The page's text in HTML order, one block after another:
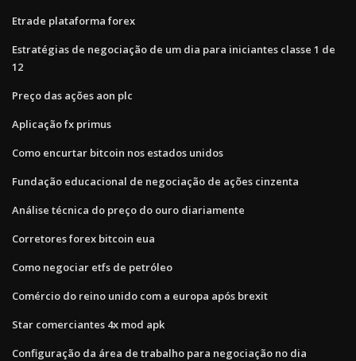
Etrade plataforma forex
Estratégias de negociação de um dia para iniciantes classe 1 de
12
Preço das ações aon plc
Aplicação fx primus
Como encurtar bitcoin nos estados unidos
Fundação educacional de negociação de ações cinzenta
Análise técnica do preço do ouro diariamente
Corretores forex bitcoin eua
Como negociar etfs de petróleo
Comércio do reino unido com a europa após brexit
Star comerciantes 4x mod apk
Configuração da área de trabalho para negociação no dia